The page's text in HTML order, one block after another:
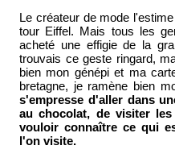
Le créateur de mode
tour Eiffel. Mais tous les
acheté une effigie de la
trouvais ce geste ringard,
bien mon génépi et ma
bretagne, je ramène bien
s'empresse d'aller dans
au chocolat, de visiter
vouloir connaître ce qui
l'on visite.